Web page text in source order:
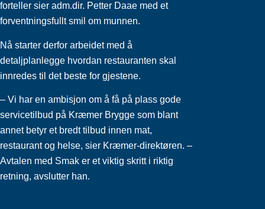
forteller sier adm.dir. Petter Daae med et
forventningsfullt smil om munnen.
Nå starter derfor arbeidet med å
detaljplanlegge hvordan restauranten skal
innredes til det beste for gjestene.
– Vi har en ambisjon om å få på plass gode
servicetilbud på Kræmer Brygge som blant
annet betyr et bredt tilbud innen mat,
restaurant og helse, sier Kræmer-direktøren. –
Avtalen med Smak er et viktig skritt i riktig
retning, avslutter han.